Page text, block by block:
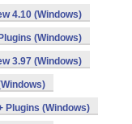
4.10 (Windows)
(Windows)
3.97 (Windows)
Plugins (Windows)